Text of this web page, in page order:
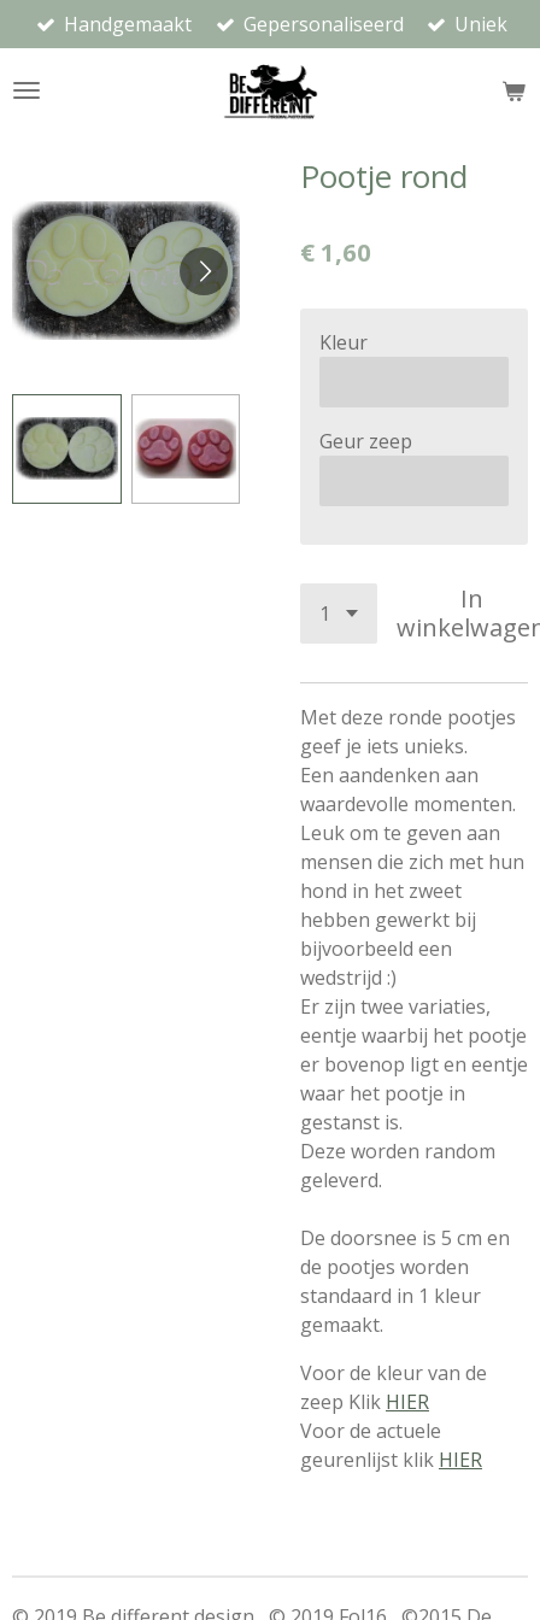
direct
naar
Handgemaakt Gepersonaliseerd Uniek
Pootje rond
€ 1,60
Kleur
Geur zeep
In
Met deze ronde pootjes
geef je iets unieks.
Een aandenken aan
waardevolle momenten.
Leuk om te geven aan
mensen die zich met hun
hond in het zweet
hebben gewerkt bij
bijvoorbeeld een
wedstrijd :)
Er zijn twee variaties,
eentje waarbij het pootje
er bovenop ligt en eentje
waar het pootje in
gestanst is.
Deze worden random
geleverd.
De doorsnee is 5 cm en
de pootjes worden
standaard in 1 kleur
gemaakt.
Voor de kleur van de
zeep Klik HIER
Voor de actuele
geurenlijst klik HIER